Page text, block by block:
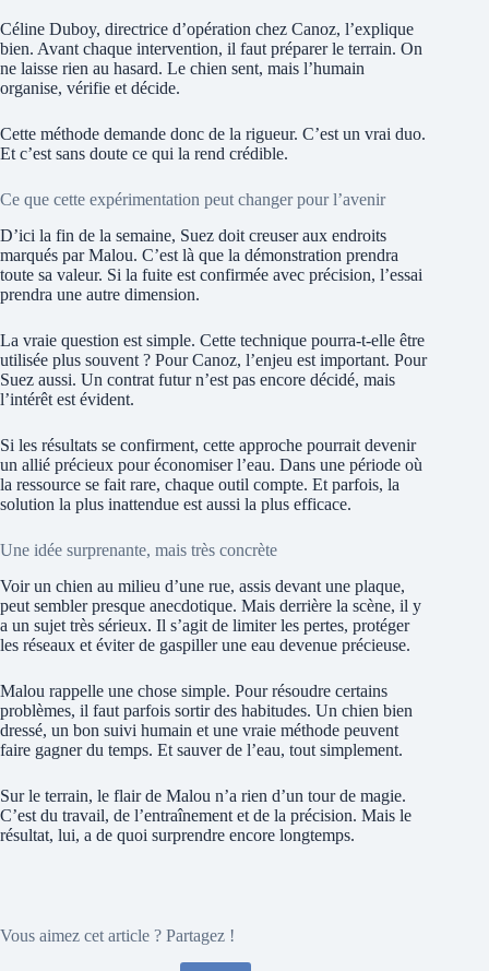
Céline Duboy, directrice d’opération chez Canoz, l’explique
bien. Avant chaque intervention, il faut préparer le terrain. On
ne laisse rien au hasard. Le chien sent, mais l’humain
organise, vérifie et décide.
Cette méthode demande donc de la rigueur. C’est un vrai duo.
Et c’est sans doute ce qui la rend crédible.
Ce que cette expérimentation peut changer pour l’avenir
D’ici la fin de la semaine, Suez doit creuser aux endroits
marqués par Malou. C’est là que la démonstration prendra
toute sa valeur. Si la fuite est confirmée avec précision, l’essai
prendra une autre dimension.
La vraie question est simple. Cette technique pourra-t-elle être
utilisée plus souvent ? Pour Canoz, l’enjeu est important. Pour
Suez aussi. Un contrat futur n’est pas encore décidé, mais
l’intérêt est évident.
Si les résultats se confirment, cette approche pourrait devenir
un allié précieux pour économiser l’eau. Dans une période où
la ressource se fait rare, chaque outil compte. Et parfois, la
solution la plus inattendue est aussi la plus efficace.
Une idée surprenante, mais très concrète
Voir un chien au milieu d’une rue, assis devant une plaque,
peut sembler presque anecdotique. Mais derrière la scène, il y
a un sujet très sérieux. Il s’agit de limiter les pertes, protéger
les réseaux et éviter de gaspiller une eau devenue précieuse.
Malou rappelle une chose simple. Pour résoudre certains
problèmes, il faut parfois sortir des habitudes. Un chien bien
dressé, un bon suivi humain et une vraie méthode peuvent
faire gagner du temps. Et sauver de l’eau, tout simplement.
Sur le terrain, le flair de Malou n’a rien d’un tour de magie.
C’est du travail, de l’entraînement et de la précision. Mais le
résultat, lui, a de quoi surprendre encore longtemps.
Vous aimez cet article ? Partagez !